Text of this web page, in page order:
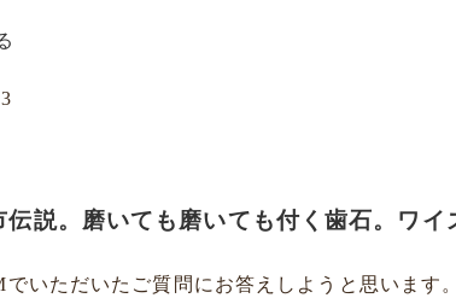
伝説。磨いても磨いても付く歯石。ワ
でいただいたご質問にお答えしようと思います